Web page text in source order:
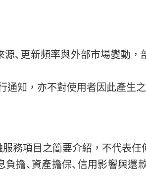
、更新頻率與外部市場變動，
知，亦不對使用者因此產生
務項目之簡要介紹，不代表任
擔、資產擔保、信用影響與還